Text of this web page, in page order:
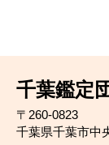
千葉鑑定
〒260-0823
千葉県千葉市中